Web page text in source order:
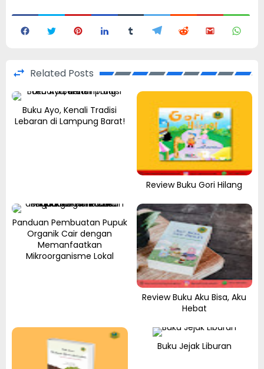
Related Posts
Buku Ayo, Kenali Tradisi
Lebaran di Lampung Barat!
Review Buku Gori Hilang
Panduan Pembuatan Pupuk
Organik Cair dengan
Memanfaatkan
Mikroorganisme Lokal
Review Buku Aku Bisa, Aku
Hebat
Buku Jejak Liburan